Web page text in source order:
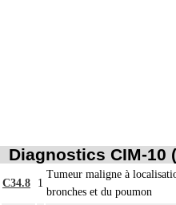
Diagnostics CIM-10
C34.8 1
Tumeur maligne à
bronches et du poumon